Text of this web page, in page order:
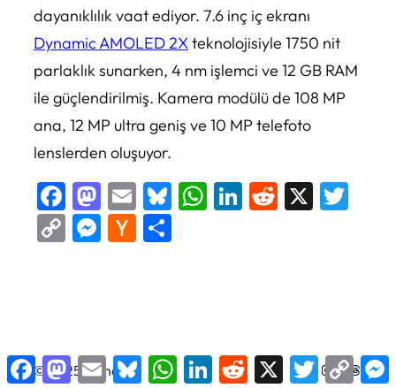
dayanıklılık vaat ediyor. 7.6 inç iç ekranı
Dynamic AMOLED 2Xteknolojisiyle 1750 nit
parlaklık sunarken, 4 nm işlemci ve 12 GB RAM
ile güçlendirilmiş. Kamera modülü de 108 MP
ana, 12 MP ultra geniş ve 10 MP telefoto
lenslerden oluşuyor.
Facebook
Mastodon
EmailBluesky
WhatsApp
LinkedIn
Reddit
X
CopyMessenger
Hacker
© 2025 TeknoFili· X LinkedIn
Instagram
Facebook
Thread (iş parçacığı) sayısı
FacebookMastodon
Email BlueskyWhatsApp
LinkedInRedditX TwitterCopy
Link